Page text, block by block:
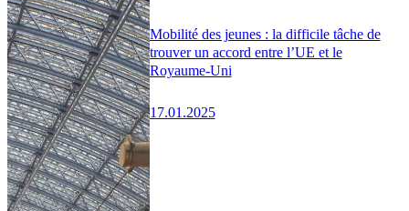
Mobilité des jeunes : la difficile tâche de
trouver un accord entre l’UE et le
Royaume-Uni
17.01.2025